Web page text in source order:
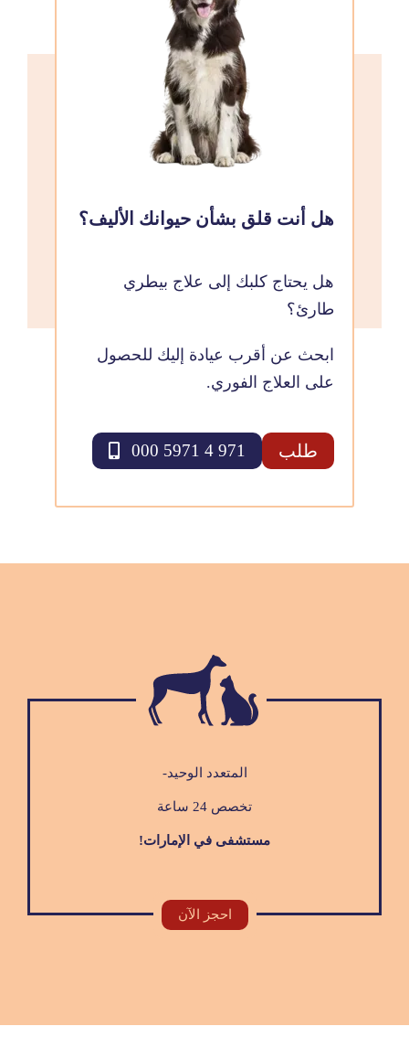
هل أنت قلق بشأن حيوانك الأليف؟
هل يحتاج كلبك إلى علاج بيطري
طارئ؟
ابحث عن أقرب عيادة إليك للحصول
على العلاج الفوري.
طلب 971 4 5971 000
المتعدد الوحيد-
تخصص 24 ساعة
مستشفى في الإمارات!
احجز الآن